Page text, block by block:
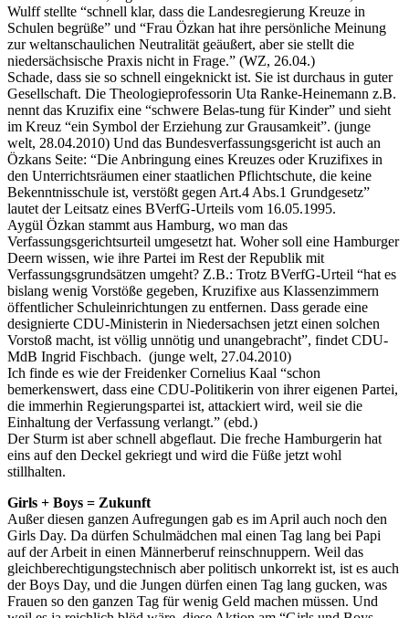
Wulff stellte “schnell klar, dass die Landesregierung Kreuze in
Schulen begrüße” und “Frau Özkan hat ihre persönliche Meinung
zur weltanschaulichen Neutralität geäußert, aber sie stellt die
niedersächsische Praxis nicht in Frage.” (WZ, 26.04.)
Schade, dass sie so schnell eingeknickt ist. Sie ist durchaus in guter
Gesellschaft. Die Theologieprofessorin Uta Ranke-Heinemann z.B.
nennt das Kruzifix eine “schwere Belas-tung für Kinder” und sieht
im Kreuz “ein Symbol der Erziehung zur Grausamkeit”. (junge
welt, 28.04.2010) Und das Bundesverfassungsgericht ist auch an
Özkans Seite: “Die Anbringung eines Kreuzes oder Kruzifixes in
den Unterrichtsräumen einer staatlichen Pflichtschute, die keine
Bekenntnisschule ist, verstößt gegen Art.4 Abs.1 Grundgesetz”
lautet der Leitsatz eines BVerfG-Urteils vom 16.05.1995.
Aygül Özkan stammt aus Hamburg, wo man das
Verfassungsgerichtsurteil umgesetzt hat. Woher soll eine Hamburger
Deern wissen, wie ihre Partei im Rest der Republik mit
Verfassungsgrundsätzen umgeht? Z.B.: Trotz BVerfG-Urteil “hat es
bislang wenig Vorstöße gegeben, Kruzifixe aus Klassenzimmern
öffentlicher Schuleinrichtungen zu entfernen. Dass gerade eine
designierte CDU-Ministerin in Niedersachsen jetzt einen solchen
Vorstoß macht, ist völlig unnötig und unangebracht”, findet CDU-
MdB Ingrid Fischbach. (junge welt, 27.04.2010)
Ich finde es wie der Freidenker Cornelius Kaal “schon
bemerkenswert, dass eine CDU-Politikerin von ihrer eigenen Partei,
die immerhin Regierungspartei ist, attackiert wird, weil sie die
Einhaltung der Verfassung verlangt.” (ebd.)
Der Sturm ist aber schnell abgeflaut. Die freche Hamburgerin hat
eins auf den Deckel gekriegt und wird die Füße jetzt wohl
stillhalten.
Girls + Boys = Zukunft
Außer diesen ganzen Aufregungen gab es im April auch noch den
Girls Day. Da dürfen Schulmädchen mal einen Tag lang bei Papi
auf der Arbeit in einen Männerberuf reinschnuppern. Weil das
gleichberechtigungstechnisch aber politisch unkorrekt ist, ist es auch
der Boys Day, und die Jungen dürfen einen Tag lang gucken, was
Frauen so den ganzen Tag für wenig Geld machen müssen. Und